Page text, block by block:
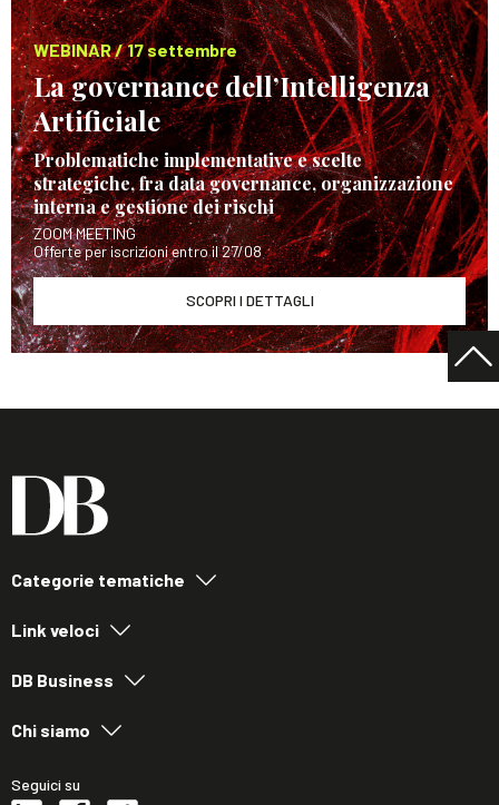
WEBINAR / 17 settembre
La governance dell’Intelligenza
Artificiale
Problematiche implementative e scelte
strategiche, fra data governance, organizzazione
interna e gestione dei rischi
ZOOM MEETING
Offerte per iscrizioni entro il 27/08
SCOPRI I DETTAGLI
Categorie tematiche
Link veloci
DB Business
Chi siamo
Seguici su